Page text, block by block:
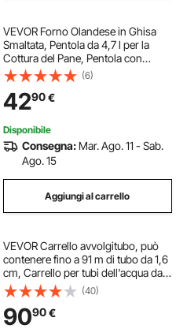
VEVOR Forno Olandese in Ghisa
Smaltata, Pentola da 4,7 l per la
Cottura del Pane, Pentola con
Coperchio e Doppi Manici,
Compatibile con Forni a Induzione
Fino a 260 ℃, per Cucinare e
Arrostire
(6)
4290€
Disponibile
Consegna: Mar. Ago. 11 - Sab.
Ago. 15
Aggiungi al carrello
VEVOR Carrello avvolgitubo, può
contenere fino a 91 m di tubo da 1,6
cm, Carrello per tubi dell'acqua da
giardino Attrezzi mobili con 4 ruote,
Piantagione esterno in acciaio
verniciato a polvere
(40)
9090€